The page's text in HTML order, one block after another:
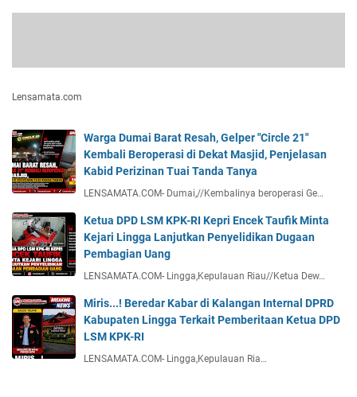
Lensamata.com
Warga Dumai Barat Resah, Gelper "Circle 21"
Kembali Beroperasi di Dekat Masjid, Penjelasan
Kabid Perizinan Tuai Tanda Tanya
LENSAMATA.COM- Dumai,//Kembalinya beroperasi Ge…
Ketua DPD LSM KPK-RI Kepri Encek Taufik Minta
Kejari Lingga Lanjutkan Penyelidikan Dugaan
Pembagian Uang
LENSAMATA.COM- Lingga,Kepulauan Riau//Ketua Dew…
Miris...! Beredar Kabar di Kalangan Internal DPRD
Kabupaten Lingga Terkait Pemberitaan Ketua DPD
LSM KPK-RI
LENSAMATA.COM- Lingga,Kepulauan Ria…